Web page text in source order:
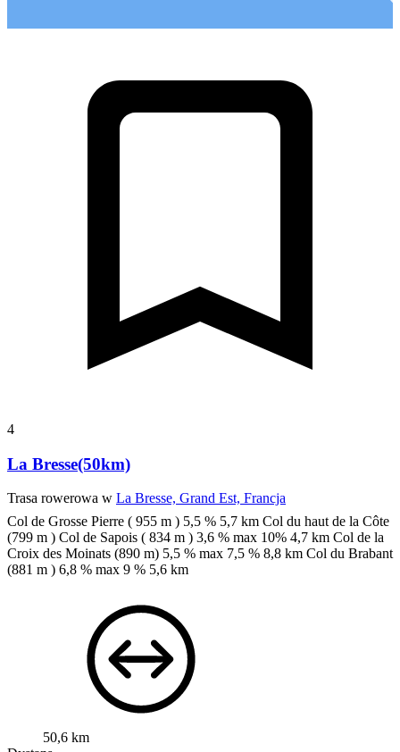
4
La Bresse(50km)
Trasa rowerowa w La Bresse, Grand Est, Francja
Col de Grosse Pierre ( 955 m ) 5,5 % 5,7 km Col du haut de la Côte
(799 m ) Col de Sapois ( 834 m ) 3,6 % max 10% 4,7 km Col de la
Croix des Moinats (890 m) 5,5 % max 7,5 % 8,8 km Col du Brabant
(881 m ) 6,8 % max 9 % 5,6 km
50,6 km